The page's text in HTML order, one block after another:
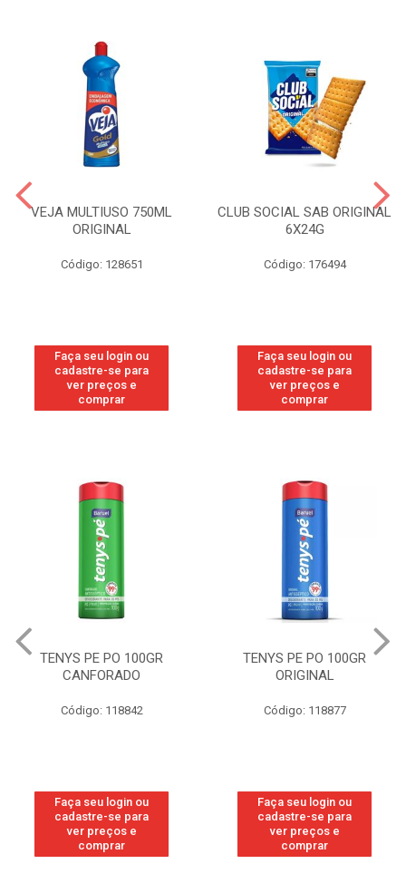
VEJA MULTIUSO 750ML
ORIGINAL
Código: 128651
Faça seu login ou
cadastre-se para
ver preços e
comprar
CLUB SOCIAL SAB ORIGINAL
6X24G
Código: 176494
Faça seu login ou
cadastre-se para
ver preços e
comprar
TENYS PE PO 100GR
CANFORADO
Código: 118842
Faça seu login ou
cadastre-se para
ver preços e
comprar
TENYS PE PO 100GR
ORIGINAL
Código: 118877
Faça seu login ou
cadastre-se para
ver preços e
comprar